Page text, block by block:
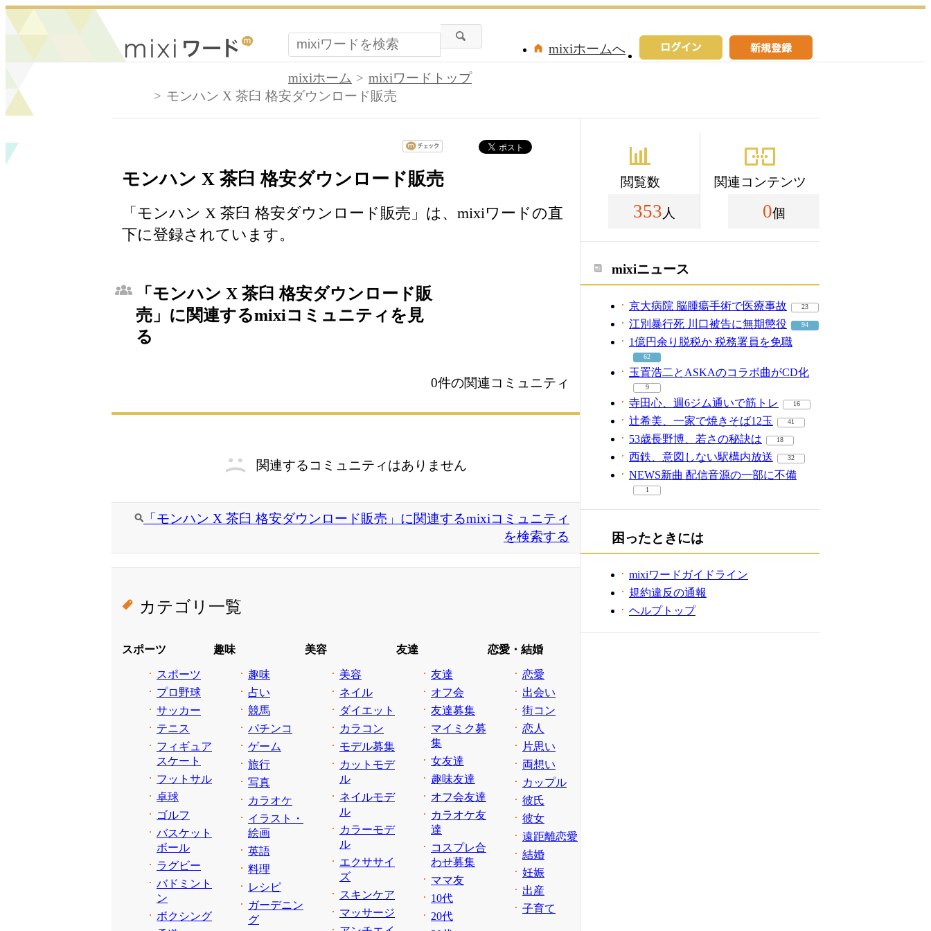
mixiホームへ
mixiホーム
mixiワードトップ
モンハン X 茶臼 格安ダウンロード販売
モンハン X 茶臼 格安ダウンロード販売
「モンハン X 茶臼 格安ダウンロード販売」は、mixiワードの直
下に登録されています。
「モンハン X 茶臼 格安ダウンロード販
売」に関連するmixiコミュニティを見
る
0件の関連コミュニティ
関連するコミュニティはありません
「モンハン X 茶臼 格安ダウンロード販売」に関連するmixiコミュニティ
を検索する
カテゴリ一覧
スポーツ
スポーツ
プロ野球
サッカー
テニス
フィギュア
スケート
フットサル
卓球
ゴルフ
バスケット
ボール
ラグビー
バドミント
ン
ボクシング
趣味
趣味
占い
競馬
パチンコ
ゲーム
旅行
写真
カラオケ
イラスト・
絵画
英語
料理
レシピ
ガーデニン
グ
美容
美容
ネイル
ダイエット
カラコン
モデル募集
カットモデ
ル
ネイルモデ
ル
カラーモデ
ル
エクササイ
ズ
スキンケア
マッサージ
友達
友達
オフ会
友達募集
マイミク募
集
女友達
趣味友達
オフ会友達
カラオケ友
達
コスプレ合
わせ募集
ママ友
10代
20代
恋愛・結婚
恋愛
出会い
街コン
恋人
片思い
両想い
カップル
彼氏
彼女
遠距離恋愛
結婚
妊娠
出産
子育て
閲覧数
353 人
関連コンテンツ
0個
mixiニュース
京大病院 脳腫瘍手術で医療事故 23
江別暴行死 川口被告に無期懲役 94
1億円余り脱税か 税務署員を免職
62
玉置浩二とASKAのコラボ曲がCD化
9
寺田心、週6ジム通いで筋トレ 16
辻希美、一家で焼きそば12玉 41
53歳長野博、若さの秘訣は 18
西鉄、意図しない駅構内放送 32
NEWS新曲 配信音源の一部に不備
1
困ったときには
mixiワードガイドライン
規約違反の通報
ヘルプトップ